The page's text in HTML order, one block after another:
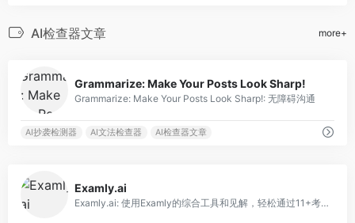
AI检查器文章 more+
Grammarize: Make Your Posts Look Sharp!
Grammarize: Make Your Posts Look Sharp!: 无障碍沟通
AI抄袭检测器 AI文法检查器 AI检查器文章
Examly.ai
Examly.ai: 使用Examly的综合工具和见解，轻松通过11+考试。